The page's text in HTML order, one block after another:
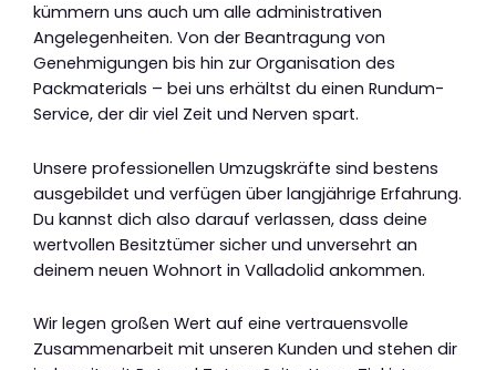
kümmern uns auch um alle administrativen
Angelegenheiten. Von der Beantragung von
Genehmigungen bis hin zur Organisation des
Packmaterials – bei uns erhältst du einen Rundum-
Service, der dir viel Zeit und Nerven spart.
Unsere professionellen Umzugskräfte sind bestens
ausgebildet und verfügen über langjährige Erfahrung.
Du kannst dich also darauf verlassen, dass deine
wertvollen Besitztümer sicher und unversehrt an
deinem neuen Wohnort in Valladolid ankommen.
Wir legen großen Wert auf eine vertrauensvolle
Zusammenarbeit mit unseren Kunden und stehen dir